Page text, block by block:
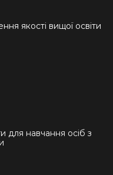
якості вищої освіти
для навчання осіб з